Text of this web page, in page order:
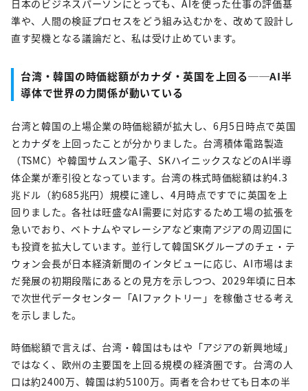
日本のビジネスパーソンにとっても、AIを使った仕事の評価基
準や、人間の検証プロセスをどう組み込むかを、改めて設計し
直す契機となる議論だと、私は受け止めています。
台湾・韓国の時価総額がカナダ・英国を上回る──AI半
導体で世界の力関係が動いている
台湾と韓国の上場企業の時価総額が拡大し、6月5日時点で英国
とカナダを上回ったことが分かりました。台湾積体電路製造
（TSMC）や韓国サムスン電子、SKハイニックスなどのAI半導
体企業が牽引役となっています。台湾の株式時価総額は約4.3
兆ドル（約685兆円）規模に達し、4月時点ですでに英国を上
回りました。各社は旺盛なAI需要に対応するため工場の拡張を
急いでおり、ベトナムやマレーシアなど東南アジアの周辺国に
も投資を拡大しています。並行して韓国SKグループのチェ・テ
ウォン会長が日本経済新聞のインタビューに応じ、AI市場はま
だ発展の初期段階にあるとの見方を示しつつ、2029年頃に日本
で次世代データセンター「AIファクトリー」を稼働させる考え
を示しました。
時価総額で言えば、台湾・韓国はもはや「アジアの新興地域」
ではなく、欧州の主要国を上回る規模の経済圏です。台湾の人
口は約2400万、韓国は約5100万。両者を合わせても日本の半